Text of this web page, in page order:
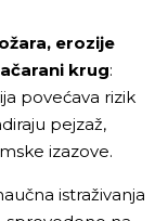
erozije
krug:
povećava rizik
pejzaž,
izazove.
istraživanja